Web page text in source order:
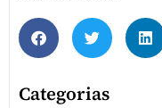
Categorias